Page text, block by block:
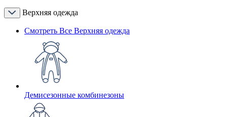
Верхняя одежда
Смотреть Все Верхняя одежда
Демисезонные комбинезоны